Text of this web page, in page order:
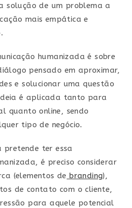
solução de um problema a
mais empática e
humanizada é sobre
pensado em aproximar,
e solucionar uma questão
é aplicada tanto para
quanto online, sendo
tipo de negócio.
pretende ter essa
é preciso considerar
(elementos de branding),
de contato com o cliente,
para aquele potencial